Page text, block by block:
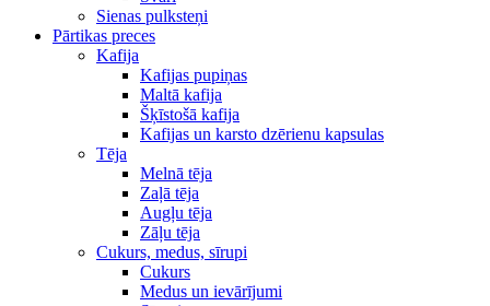
Sienas pulksteņi
Pārtikas preces
Kafija
Kafijas pupiņas
Maltā kafija
Šķīstošā kafija
Kafijas un karsto dzērienu kapsulas
Tēja
Melnā tēja
Zaļā tēja
Augļu tēja
Zāļu tēja
Cukurs, medus, sīrupi
Cukurs
Medus un ievārījumi